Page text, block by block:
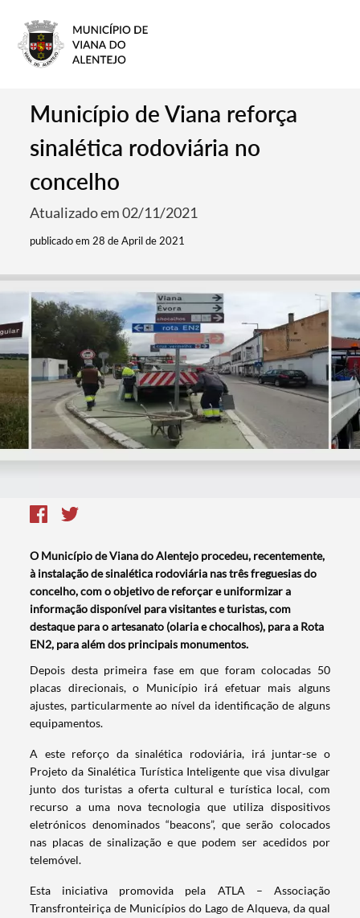
Município de Viana reforça
sinalética rodoviária no
concelho
Atualizado em 02/11/2021
publicado em 28 de April de 2021
O Município de Viana do Alentejo procedeu, recentemente,
à instalação de sinalética rodoviária nas três freguesias do
concelho, com o objetivo de reforçar e uniformizar a
informação disponível para visitantes e turistas, com
destaque para o artesanato (olaria e chocalhos), para a Rota
EN2, para além dos principais monumentos.
Depois desta primeira fase em que foram colocadas 50
placas direcionais, o Município irá efetuar mais alguns
ajustes, particularmente ao nível da identificação de alguns
equipamentos.
A este reforço da sinalética rodoviária, irá juntar-se o
Projeto da Sinalética Turística Inteligente que visa divulgar
junto dos turistas a oferta cultural e turística local, com
recurso a uma nova tecnologia que utiliza dispositivos
eletrónicos denominados “beacons”, que serão colocados
nas placas de sinalização e que podem ser acedidos por
telemóvel.
Esta iniciativa promovida pela ATLA – Associação
Transfronteiriça de Municípios do Lago de Alqueva, da qual